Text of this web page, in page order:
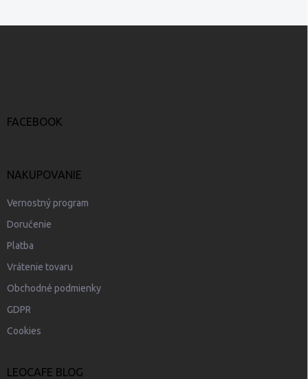
FACEBOOK
NAKUPOVANIE
Vernostný program
Doručenie
Platba
Vrátenie tovaru
Obchodné podmienky
GDPR
Cookies
LEOCAFE BLOG